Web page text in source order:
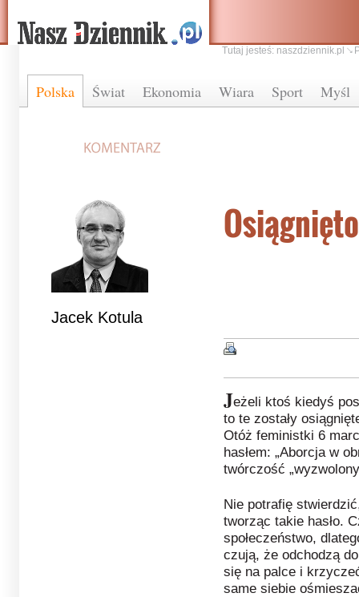
Polska Świat Ekonomia Wiara Sport Myśl
Tutaj jesteś: naszdziennik.pl
Jacek Kotula
Jeżeli ktoś kiedyś
to te zostały
Otóż feministki 6
hasłem: „Aborcja w
twórczość
Nie potrafię
tworząc takie hasło.
społeczeństwo,
czują, że odchodzą
się na palce i
same siebie